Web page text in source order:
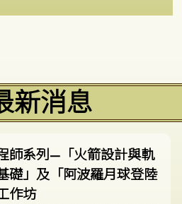
新消息
師系列—「火箭設計與軌
礎」及「阿波羅月球登陸
作坊